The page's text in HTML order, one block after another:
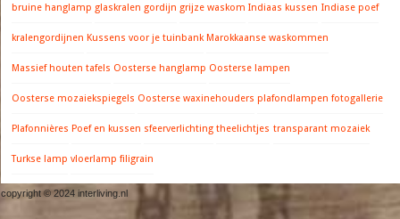
bruine hanglamp glaskralen gordijn grijze waskom Indiaas kussen Indiase poef
kralengordijnen Kussens voor je tuinbank Marokkaanse waskommen
Massief houten tafels Oosterse hanglamp Oosterse lampen
Oosterse mozaiekspiegels Oosterse waxinehouders plafondlampen fotogallerie
Plafonnières Poef en kussen sfeerverlichting theelichtjes transparant mozaiek
Turkse lamp vloerlamp filigrain
copyright © 2024 interliving.nl